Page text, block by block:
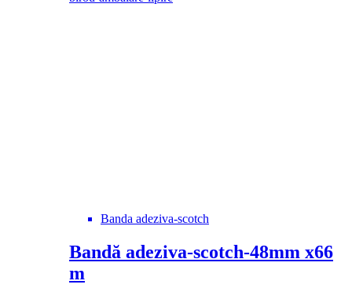
Banda adeziva-scotch
Bandă adeziva-scotch-48mm x66
m